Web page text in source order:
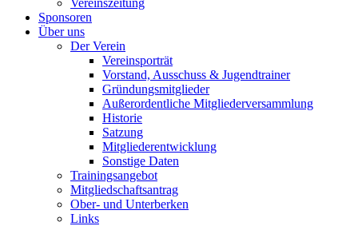
Sponsoren
Über uns
Der Verein
Vereinsporträt
Vorstand, Ausschuss & Jugendtrainer
Gründungsmitglieder
Außerordentliche Mitgliederversammlung
Historie
Satzung
Mitgliederentwicklung
Sonstige Daten
Trainingsangebot
Mitgliedschaftsantrag
Ober- und Unterberken
Links